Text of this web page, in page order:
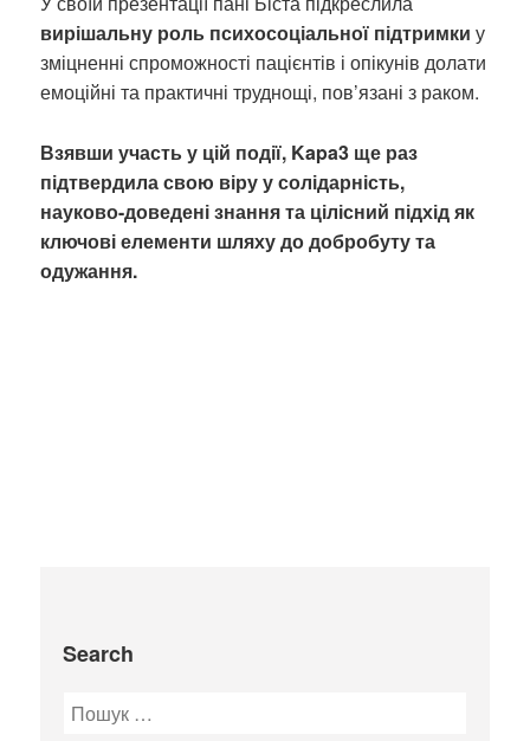
вирішальну роль психосоціальної підтримки у
зміцненні спроможності пацієнтів і опікунів долати
емоційні та практичні труднощі, пов’язані з раком.
Взявши участь у цій події, Kapa3 ще раз
підтвердила свою віру у солідарність,
науково-доведені знання та цілісний підхід як
ключові елементи шляху до добробуту та
одужання.
Search